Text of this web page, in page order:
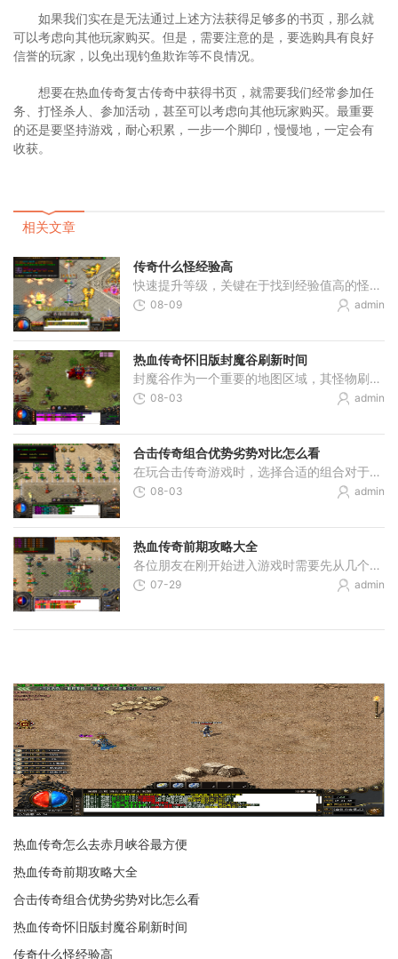
如果我们实在是无法通过上述方法获得足够多的书页，那么就
可以考虑向其他玩家购买。但是，需要注意的是，要选购具有良好
信誉的玩家，以免出现钓鱼欺诈等不良情况。
想要在热血传奇复古传奇中获得书页，就需要我们经常参加任
务、打怪杀人、参加活动，甚至可以考虑向其他玩家购买。最重要
的还是要坚持游戏，耐心积累，一步一个脚印，慢慢地，一定会有
收获。
相关文章
传奇什么怪经验高
快速提升等级，关键在于找到经验值高的怪物，这会让你的冒险事半功倍。一般而言，高经验值的怪物大多分布在游戏中的高难度区域或特定地图，比如地下城、副本或是某些特殊的隐
08-09 admin
热血传奇怀旧版封魔谷刷新时间
封魔谷作为一个重要的地图区域，其怪物刷新时间对玩家规划游戏进程具有关键意义。封魔谷地图分为多个层次，每个层次的怪物刷新时间都有具体规律，了解这些时间规律可以帮助玩
08-03 admin
合击传奇组合优势劣势对比怎么看
在玩合击传奇游戏时，选择合适的组合对于提升自己的实力非常重要。战战组合以其出色的生存能力和强大的瞬间爆发力受到很多朋友的喜爱，两个战士角色在对抗其他职业时能够发挥
08-03 admin
热血传奇前期攻略大全
各位朋友在刚开始进入游戏时需要先从几个基本步骤入手，首先咱们要认真看看游戏操作界面，在屏幕的上方一般会显示地图和角色信息，右侧往往是技能栏和背包，得先弄明白每个按
07-29 admin
热血传奇怎么去赤月峡谷最方便
热血传奇前期攻略大全
合击传奇组合优势劣势对比怎么看
热血传奇怀旧版封魔谷刷新时间
传奇什么怪经验高